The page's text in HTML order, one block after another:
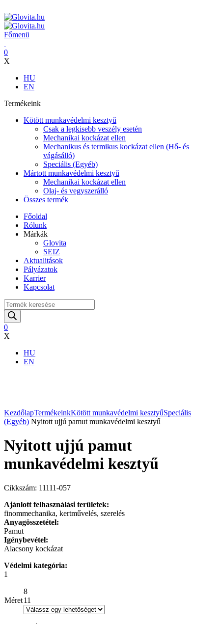
Főmenü
0
X
HU
EN
Termékeink
Kötött munkavédelmi kesztyű
Csak a legkisebb veszély esetén
Mechanikai kockázat ellen
Mechanikus és termikus kockázat ellen (Hő- és
vágásálló)
Speciális (Egyéb)
Mártott munkavédelmi kesztyű
Mechanikai kockázat ellen
Olaj- és vegyszerálló
Összes termék
Főoldal
Rólunk
Márkák
Glovita
SEIZ
Aktualitások
Pályázatok
Karrier
Kapcsolat
Products
search
0
X
HU
EN
KezdőlapTermékeinkKötött munkavédelmi kesztyűSpeciális
(Egyéb) Nyitott ujjú pamut munkavédelmi kesztyű
Nyitott ujjú pamut
munkavédelmi kesztyű
Cikkszám: 11111-057
Ajánlott felhasználási területek:
finommechanika, kertművelés, szerelés
Anyagösszetétel:
Pamut
Igénybevétel:
Alacsony kockázat
Védelmi kategória:
1
Méret
8
11